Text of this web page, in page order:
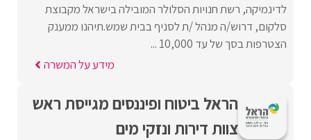
לדינמיקה, רשת חנויות הסלולר המובילה בישראל מקבוצת
סלקום, דרוש/ה מנהל /ת לסניף בבית שמש.תיהנו ממענק
הצטרפות בסך של עד 10,000 ...
מידע על המשרה
הראל ביטוח ופיננסים מגייסת ראש
צוות דירות ונזקי מים